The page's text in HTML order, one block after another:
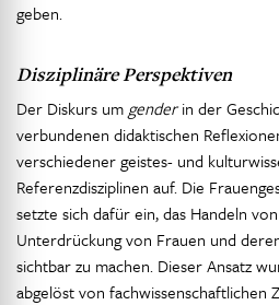
geben.
Disziplinäre Perspektiven
Der Diskurs um genderin der
verbundenen didaktischen
verschiedener geistes- und
Referenzdisziplinen auf. Die
setzte sich dafür ein, das Handeln
Unterdrückung von Frauen und
sichtbar zu machen. Dieser Ansatz
abgelöst von fachwissenschaftlichen